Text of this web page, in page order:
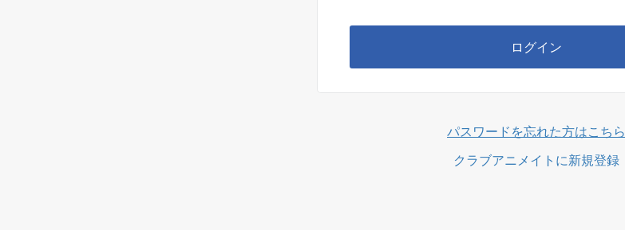
ログイン
パスワードを忘れた方はこちら
クラブアニメイトに新規登録